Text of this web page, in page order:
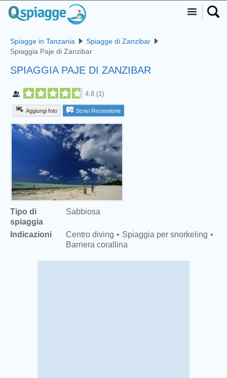
Spiagge in Tanzania
Spiagge di Zanzibar
Spiaggia Paje di Zanzibar
SPIAGGIA PAJE DI ZANZIBAR
4.8 (1)
Aggiungi foto Scrivi Recensione
Tipo di
spiaggia
Sabbiosa
Indicazioni Centro diving
Spiaggia per snorkeling
Barriera corallina